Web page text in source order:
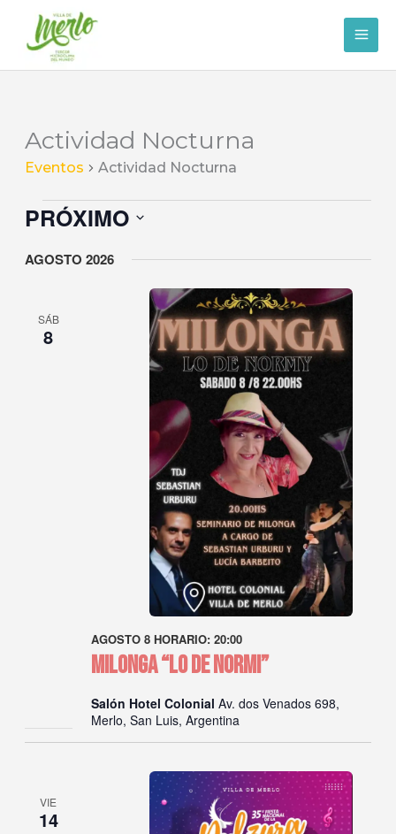
contenido
Actividad Nocturna
Eventos Actividad Nocturna
Eventos
PRÓXIMO
la
AGOSTO 2026
SÁB
8
MILONGA “LO DE NORMI”
AGOSTO 8 HORARIO: 20:00
Salón Hotel Colonial Av. dos Venados 698,
Merlo, San Luis, Argentina
VIE
14